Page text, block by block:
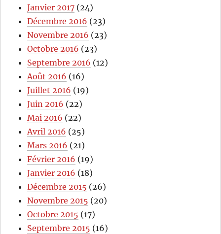
Janvier 2017 (24)
Décembre 2016 (23)
Novembre 2016 (23)
Octobre 2016 (23)
Septembre 2016 (12)
Août 2016 (16)
Juillet 2016 (19)
Juin 2016 (22)
Mai 2016 (22)
Avril 2016 (25)
Mars 2016 (21)
Février 2016 (19)
Janvier 2016 (18)
Décembre 2015 (26)
Novembre 2015 (20)
Octobre 2015 (17)
Septembre 2015 (16)